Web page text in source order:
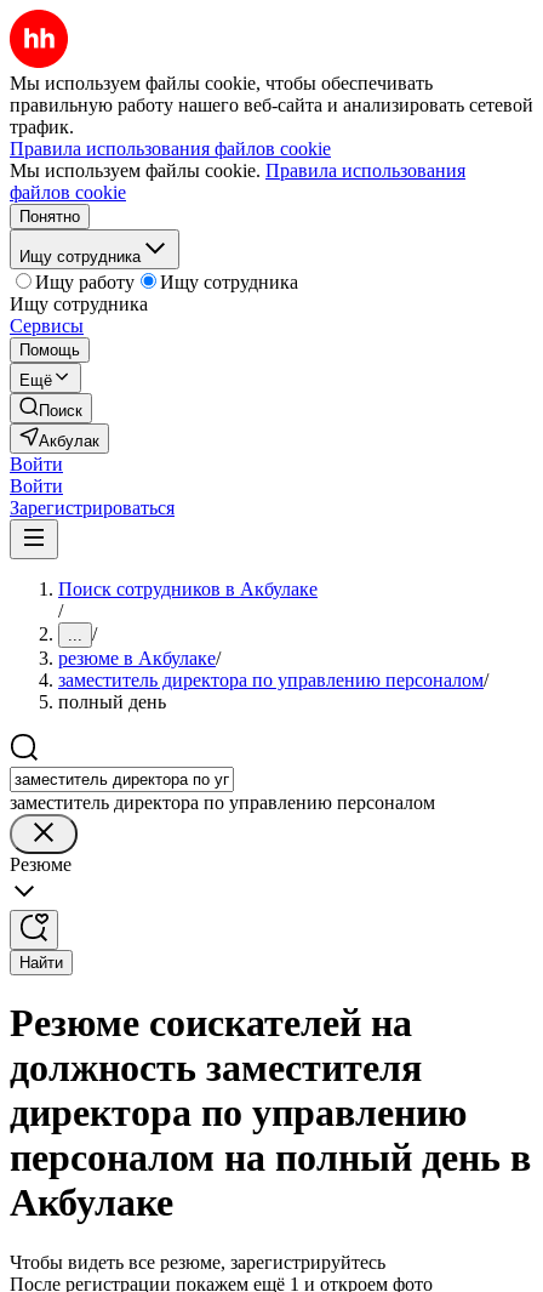
Мы используем файлы cookie, чтобы обеспечивать
правильную работу нашего веб-сайта и анализировать сетевой
трафик.
Правила использования файлов cookie
Мы используем файлы cookie. Правила использования
файлов cookie
Понятно
Ищу сотрудника
Ищу работу
Ищу сотрудника
Ищу сотрудника
Сервисы
Помощь
Ещё
Поиск
Акбулак
Войти
Войти
Зарегистрироваться
Поиск сотрудников в Акбулаке
/
... /
резюме в Акбулаке/
заместитель директора по управлению персоналом/
полный день
заместитель директора по управлению персоналом
Резюме
Найти
Резюме соискателей на
должность заместителя
директора по управлению
персоналом на полный день в
Акбулаке
Чтобы видеть все резюме, зарегистрируйтесь
После регистрации покажем ещё 1 и откроем фото